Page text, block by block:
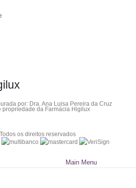
por: Dra. Ana Luisa Pereira da Cruz
da Farmácia Higilux
os direitos reservados
Main Menu